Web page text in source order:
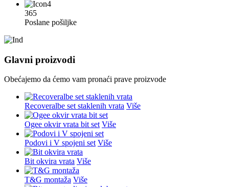
365
Poslane pošiljke
Glavni proizvodi
Obećajemo da ćemo vam pronaći prave proizvode
Recoveralbe set staklenih vrata Više
Ogee okvir vrata bit set Više
Podovi i V spojeni set Više
Bit okvira vrata Više
T&G montaža Više